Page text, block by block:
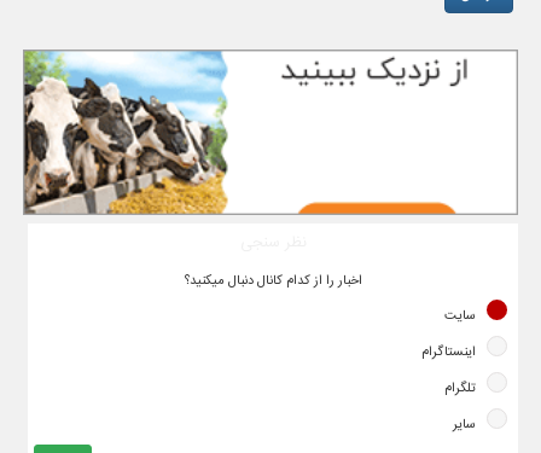
اخبار را از کدام کانال دنبال میکنید؟
سایت
اینستاگرام
تلگرام
سایر